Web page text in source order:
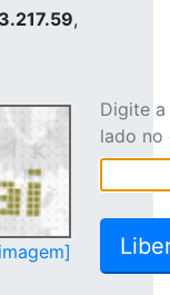
,
Digite
lado no